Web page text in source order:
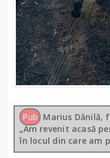
Pub Marius Dănilă,
„Am revenit acasă
în locul din care am